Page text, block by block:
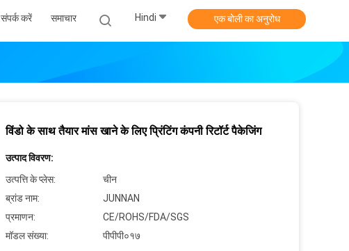
संपर्क करें समाचार Hindi एक बोली का अनुरोध
विंडो के साथ तैयार मांस खाने के लिए प्रिंटिंग कंपनी रिटॉर्ट पैकेजिंग
उत्पाद विवरण:
उत्पत्ति के प्लेस:
चीन
ब्रांड नाम:
JUNNAN
प्रमाणन:
CE/ROHS/FDA/SGS
मॉडल संख्या:
पीपीपी०१७